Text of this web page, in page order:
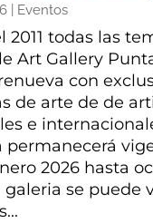
| Eventos
2011 todas las
Art Gallery
con
de arte de de
e
permanecerá
2026 hasta
galeria se puede